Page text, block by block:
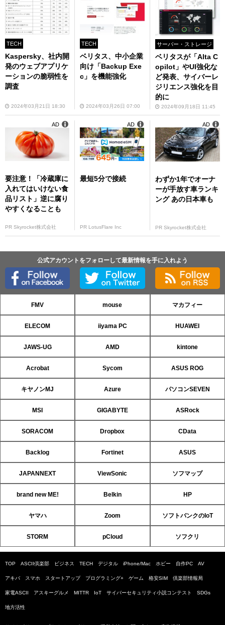
TECH
Kaspersky、社内開
発のウェブアプリケ
ーションの脆弱性を
調査
2024年03月21日 18:30
TECH
ベリタス、中小企業
向け「Backup Exe
c」を機能強化
2024年03月26日 07:00
サーバー・ストレージ
ベリタスが「Alta C
opilot」やUI強化な
ど発表、サイバーレ
ジリエンス強化を目
的に
2024年09月18日 11:45
要注意！「冷蔵庫に
入れてはいけない食
品リスト」逆に腐り
やすくなることも
PR Skyrocket株式会社
AD
最短5分で接続
PR LotusFlare Inc
AD
わずか1年でオーナ
ーが手放す車ランキ
ング あの日本車も
PR Skyrocket株式会社
AD
公式アカウントをフォローして最新情報を手に入れよう
FMV mouse マカフィー
ELECOM iiyama PC HUAWEI
JAWS-UG AMD kintone
Acrobat Sycom ASUS ROG
キヤノンMJ Azure パソコンSEVEN
MSI GIGABYTE ASRock
SORACOM Dropbox CData
Backlog Fortinet ASUS
JAPANNEXT ViewSonic ソフマップ
brand new ME! Belkin HP
ヤマハ Zoom ソフトバンクのIoT
STORM pCloud ソフクリ
TOP ASCII倶楽部 ビジネス TECH デジタル iPhone/Mac ホビー 自作PC AV
アキバ スマホ スタートアップ プログラミング+ ゲーム 格安SIM 倶楽部情報局
家電ASCII アスキーグルメ MITTR IoT サイバーセキュリティ小説コンテスト SDGs
地方活性